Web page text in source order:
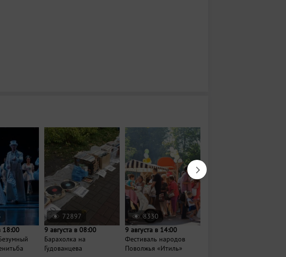
18:00
72897
9 августа в 08:00
Барахолка на
Гудованцева
8330
9 августа в 14:00
Фестиваль народов
Поволжья «Итиль»